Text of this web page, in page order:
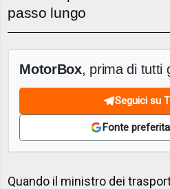
passo lungo
MotorBox, prima di tutti
Seguici su
Fonte
Quando il ministro dei